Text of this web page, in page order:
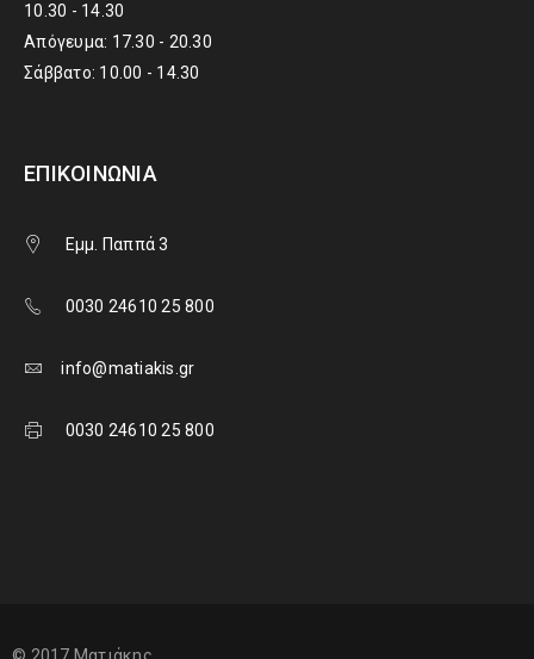
10.30 - 14.30
Απόγευμα: 17.30 - 20.30
Σάββατο: 10.00 - 14.30
ΕΠΙΚΟΙΝΩΝΊΑ
Εμμ. Παππά 3
0030 24610 25 800
info@matiakis.gr
0030 24610 25 800